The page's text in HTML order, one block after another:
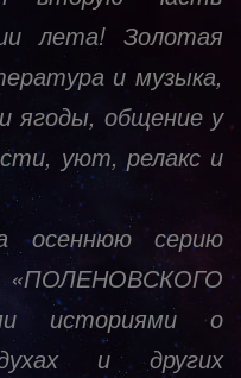
лета! Золотая
и музыка,
ягоды, общение у
уют, релакс и
осеннюю серию
историями о
и других